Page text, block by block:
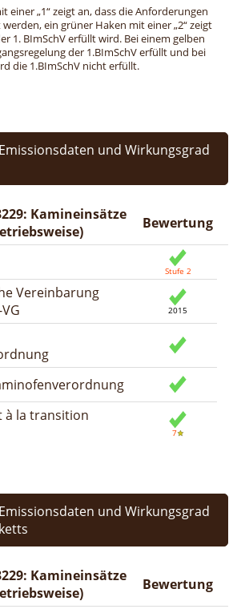
einer „1“ zeigt an, dass die Anforderungen
ein grüner Haken mit einer „2“ zeigt
1. BImSchV erfüllt wird. Bei einem gelben
der 1.BImSchV erfüllt und bei
die 1.BImSchV nicht erfüllt.
und Wirkungsgrad
Kamineinsätze
Bewertung
Vereinbarung
à la transition
und Wirkungsgrad
Kamineinsätze
Bewertung